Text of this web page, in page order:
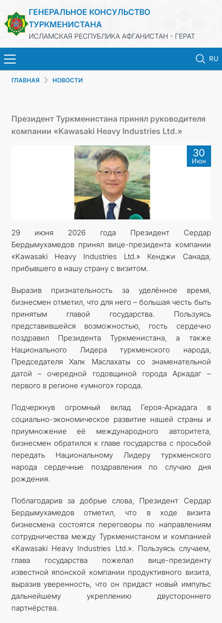
ГЕНЕРАЛЬНОЕ КОНСУЛЬСТВО
ТУРКМЕНИСТАНА
ИСЛАМСКАЯ РЕСПУБЛИКА АФГАНИСТАН - ГЕРАТ
RU
ТУРКМЕНИСТАН
КОНСУЛЬСКИЕ УСЛУГИ
МИД
КОНТАКТНЫЕ ДАННЫЕ
ГЛАВНАЯ НОВОСТИ
Президент Туркменистана принял руководителя
компании «Kawasaki Heavy Industries Ltd.»
30
Июн
29 июня 2026 года Президент Сердар
Бердымухамедов принял вице-президента компании
«Kawasaki Heavy Industries Ltd.» Кенджи Санада,
прибывшего в нашу страну с визитом.
Выразив признательность за уделённое время,
бизнесмен отметил, что для него – большая честь быть
принятым главой государства. Пользуясь
представившейся возможностью, гость сердечно
поздравил Президента Туркменистана, а также
Национального Лидера туркменского народа,
Председателя Халк Маслахаты со знаменательной
датой – очередной годовщиной города Аркадаг –
первого в регионе «умного» города.
Подчеркнув огромный вклад Героя-Аркадага в
социально-экономическое развитие нашей страны и
приумножение её международного авторитета,
бизнесмен обратился к главе государства с просьбой
передать Национальному Лидеру туркменского
народа сердечные поздравления по случаю дня
рождения.
Поблагодарив за добрые слова, Президент Сердар
Бердымухамедов отметил, что в ходе визита
бизнесмена состоятся переговоры по направлениям
сотрудничества между Туркменистаном и компанией
«Kawasaki Heavy Industries Ltd.». Пользуясь случаем,
глава государства пожелал вице-президенту
известной японской компании продуктивного визита,
выразив уверенность, что он придаст новый импульс
дальнейшему укреплению двустороннего
партнёрства.